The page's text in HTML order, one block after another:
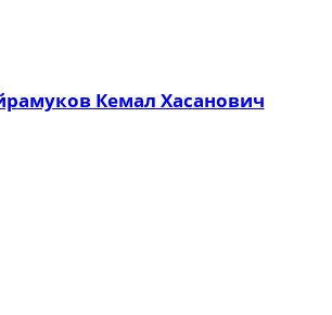
Кемал Хасанович